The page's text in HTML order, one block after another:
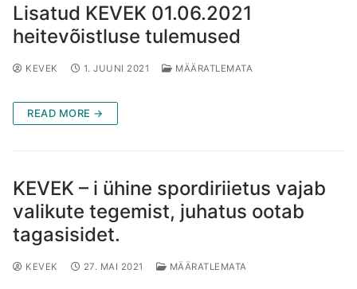
Lisatud KEVEK 01.06.2021
heitevõistluse tulemused
KEVEK 1. JUUNI 2021 MÄÄRATLEMATA
READ MORE →
KEVEK – i ühine spordiriietus vajab
valikute tegemist, juhatus ootab
tagasisidet.
KEVEK 27. MAI 2021 MÄÄRATLEMATA